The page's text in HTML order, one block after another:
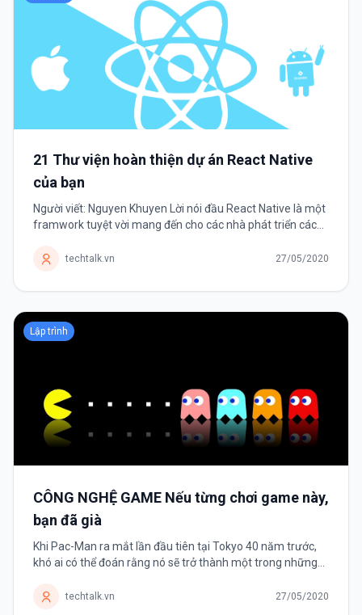
21 Thư viện hoàn thiện dự án React Native
của bạn
Người viết: Nguyen Khuyen Lời nói đầu React Native là một
framwork tuyệt vời mang đến cho các nhà phát triển cách
danh sách dài các thư...
techtalk.vn 27/05/2020
Lập trình
CÔNG NGHỆ GAME Nếu từng chơi game này,
bạn đã già
Khi Pac-Man ra mắt lần đầu tiên tại Tokyo 40 năm trước,
khó ai có thể đoán rằng nó sẽ trở thành một trong những
1970-1980, trò chơi...
techtalk.vn 27/05/2020